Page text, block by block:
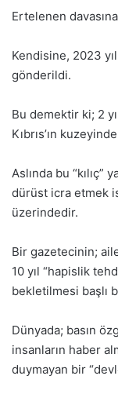
Ertelenen
Kendisine, 2023
gönderildi.
Bu demektir ki; 2
Kıbrıs’ın
Aslında bu “kılıç”
dürüst icra etmek
üzerindedir.
Bir gazetecinin;
10 yıl “hapislik
bekletilmesi başlı
Dünyada; basın
insanların haber
duymayan bir